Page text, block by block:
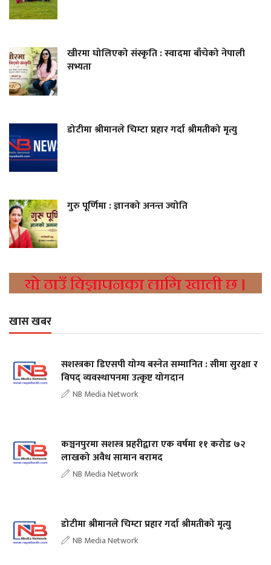
खीरमा घोलिएको संस्कृति : स्वादमा बाँचेको नेपाली
सभ्यता
डोटीमा श्रीमानले चिम्टा प्रहार गर्दा श्रीमतीको मृत्यु
गुरु पूर्णिमा : ज्ञानको अनन्त ज्योति
खास खबर
सशस्त्रका डिएसपी योग्य बस्नेत सम्मानित : सीमा सुरक्षा र
विपद् व्यवस्थापनमा उत्कृष्ट योगदान
NB Media Network
कञ्चनपुरमा सशस्त्र प्रहरीद्वारा एक वर्षमा ११ करोड ७२
लाखको अवैध सामान बरामद
NB Media Network
डोटीमा श्रीमानले चिम्टा प्रहार गर्दा श्रीमतीको मृत्यु
NB Media Network